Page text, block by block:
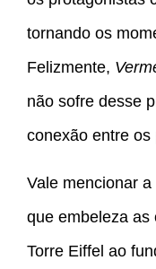
tornando os
Felizmente,
não sofre desse
conexão entre os
Vale mencionar
que embeleza as
Torre Eiffel ao